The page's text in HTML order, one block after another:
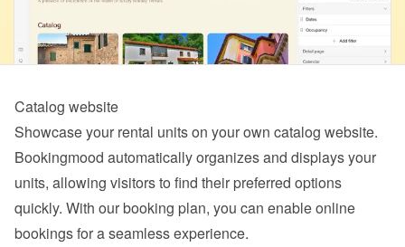
Catalog website
Showcase your rental units on your own catalog website.
Bookingmood automatically organizes and displays your
units, allowing visitors to find their preferred options
quickly. With our booking plan, you can enable online
bookings for a seamless experience.